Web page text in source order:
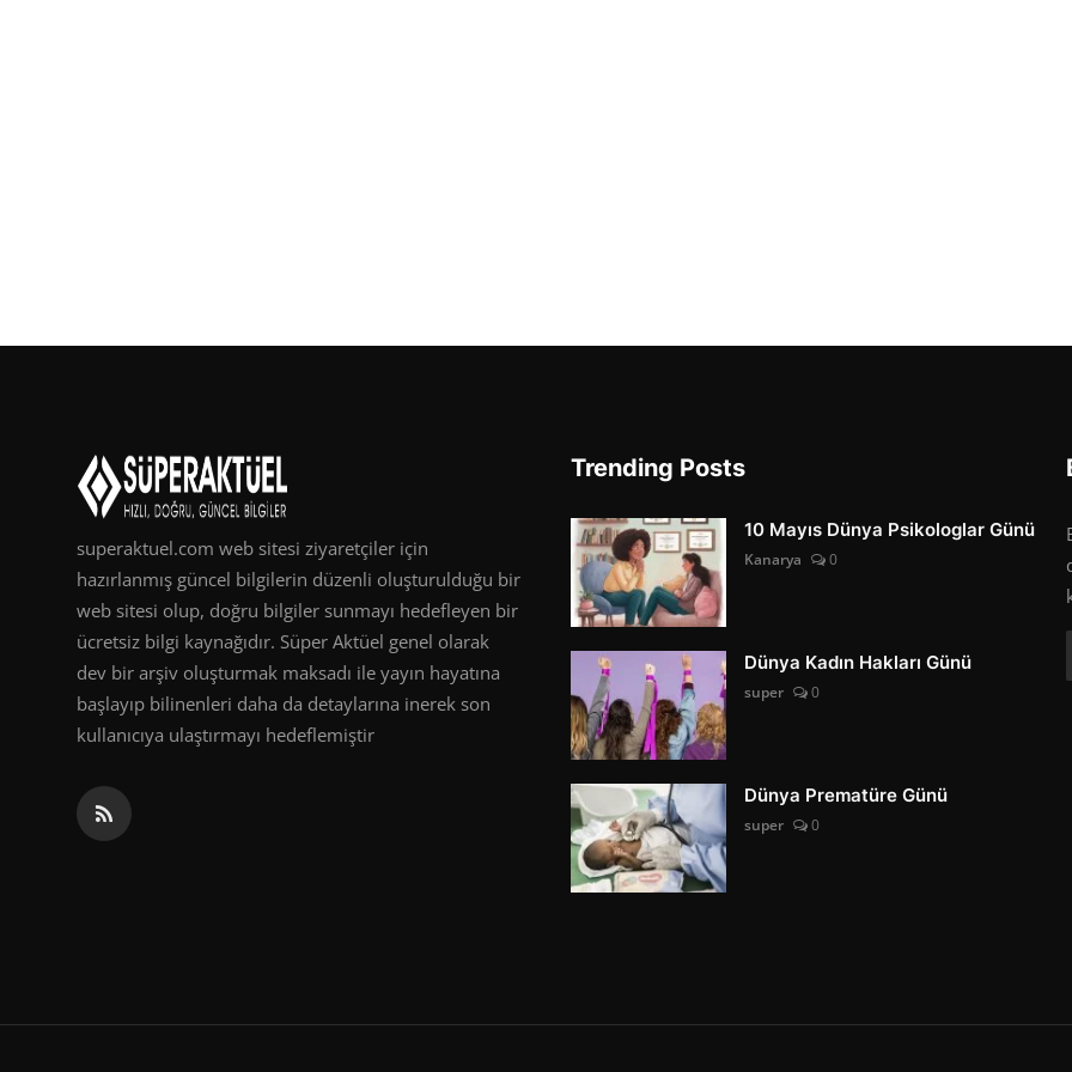
superaktuel.com web sitesi ziyaretçiler için
hazırlanmış güncel bilgilerin düzenli oluşturulduğu bir
web sitesi olup, doğru bilgiler sunmayı hedefleyen bir
ücretsiz bilgi kaynağıdır. Süper Aktüel genel olarak
dev bir arşiv oluşturmak maksadı ile yayın hayatına
başlayıp bilinenleri daha da detaylarına inerek son
kullanıcıya ulaştırmayı hedeflemiştir
Trending Posts
10 Mayıs Dünya Psikologlar Günü
Kanarya 0
Dünya Kadın Hakları Günü
super 0
Dünya Prematüre Günü
super 0